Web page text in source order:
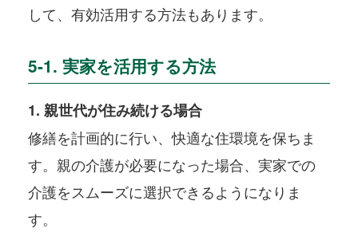
して、有効活用する方法もあります。
5-1. 実家を活用する方法
1. 親世代が住み続ける場合
修繕を計画的に行い、快適な住環境を保ちま
す。親の介護が必要になった場合、実家での
介護をスムーズに選択できるようになりま
す。